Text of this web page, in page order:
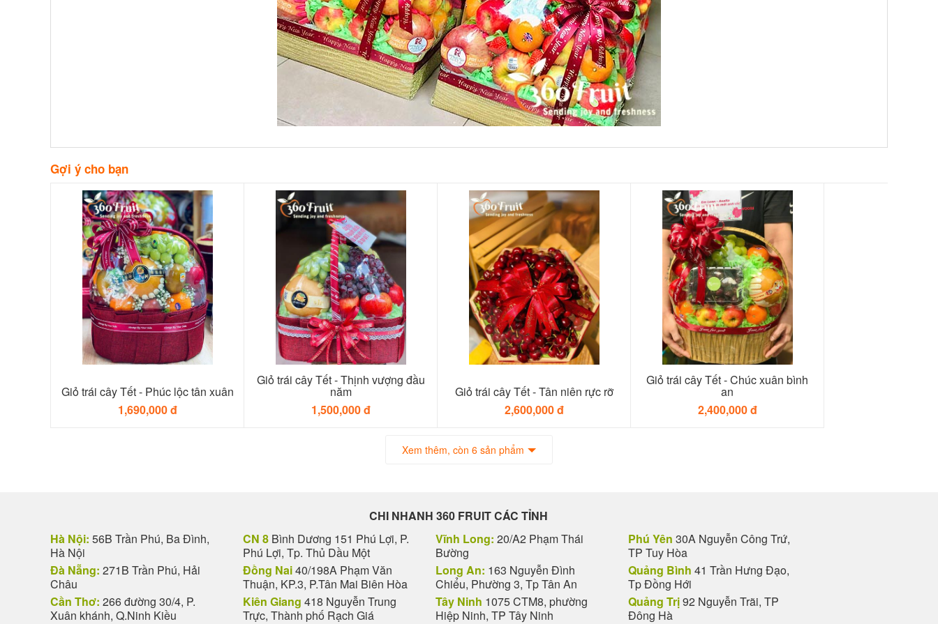
Gợi ý cho bạn
Giỏ trái cây Tết - Phúc lộc tân xuân
1,690,000 đ
Giỏ trái cây Tết - Thịnh vượng đầu
năm
1,500,000 đ
Giỏ trái cây Tết - Tân niên rực rỡ
2,600,000 đ
Giỏ trái cây Tết - Chúc xuân bình
an
2,400,000 đ
Xem thêm, còn 6 sản phẩm
CHI NHANH 360 FRUIT CÁC TỈNH
Hà Nội: 56B Trần Phú, Ba Đình,
Hà Nội
Đà Nẵng: 271B Trần Phú, Hải
Châu
Cần Thơ: 266 đường 30/4, P.
Xuân khánh, Q.Ninh Kiều
CN 8 Bình Dương 151 Phú Lợi, P.
Phú Lợi, Tp. Thủ Dầu Một
Đồng Nai40/198A Phạm Văn
Thuận, KP.3, P.Tân Mai Biên Hòa
Kiên Giang 418 Nguyễn Trung
Trực, Thành phố Rạch Giá
Vĩnh Long: 20/A2 Phạm Thái
Bường
Long An: 163 Nguyễn Đình
Chiểu, Phường 3, Tp Tân An
Tây Ninh 1075 CTM8, phường
Hiệp Ninh, TP Tây Ninh
Phú Yên 30A Nguyễn Công Trứ,
TP Tuy Hòa
Quảng Bình 41 Trần Hưng Đạo,
Tp Đồng Hới
Quảng Trị92 Nguyễn Trãi, TP
Đông Hà